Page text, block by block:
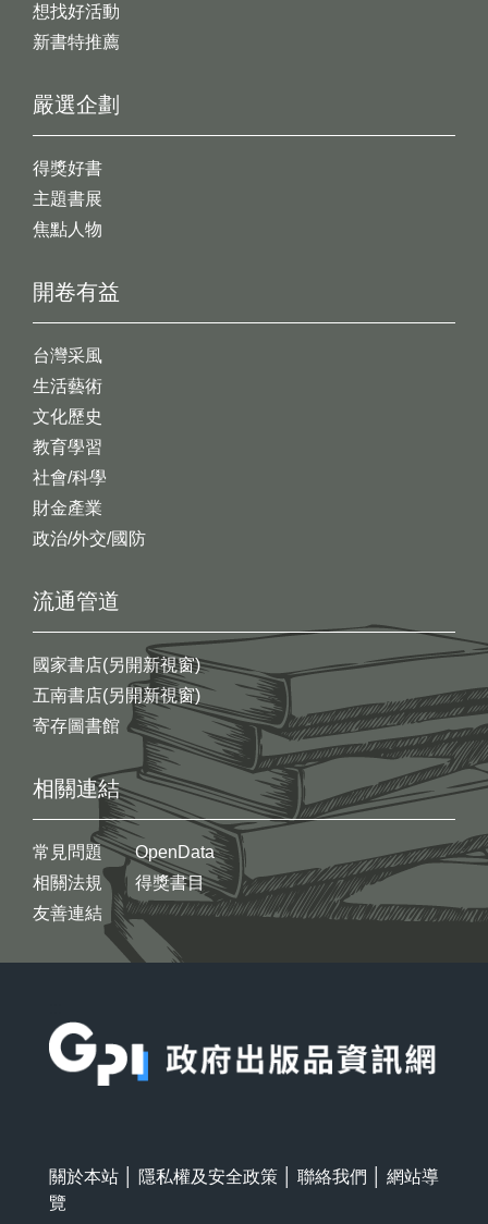
想找好活動
新書特推薦
開卷有益
台灣采風
生活藝術
文化歷史
教育學習
社會/科學
財金產業
政治/外交/國防
嚴選企劃
得獎好書
主題書展
焦點人物
流通管道
國家書店(另開新視窗)
五南書店(另開新視窗)
寄存圖書館
相關連結
常見問題
相關法規
友善連結
OpenData
得獎書目
關於本站 隱私權及安全政策 聯絡我們
網站導
覽